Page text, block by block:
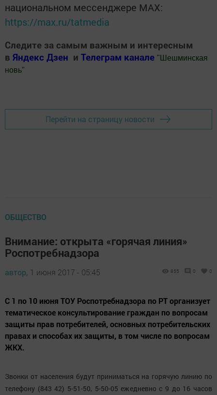
национальном мессенджере MАХ:
https://max.ru/tatmedia
Следите за самым важным и интересным
в Яндекс Дзен и Телеграм канале " Шешминская
новь"
Перейти на страницу новости
ОБЩЕСТВО
Внимание: открыта «горячая линия»
Роспотребнадзора
автор, 1 июня 2017 - 05:45 855 0 0
С 1 по 10 июня ТОУ Роспотребнадзора по РТ организует
тематическое консультирование граждан по вопросам
защиты прав потребителей, основных потребительских
правах и способах их защиты, в том числе по вопросам
ЖКХ.
Звонки от населения будут приниматься на горячую линию по
телефону (843 42) 5-51-50, 5-50-05 ежедневно с 9 до 16 часов